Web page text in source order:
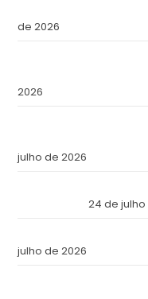
de 2026
2026
julho de 2026
24 de
julho de 2026